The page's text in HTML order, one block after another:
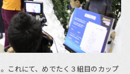
これにて、めでたく３組目のカップ